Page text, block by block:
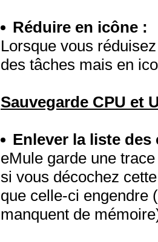
Réduire en icône :
Lorsque vous
des tâches mais en
Sauvegarde CPU et
Enlever la liste
eMule garde une
si vous décochez
que celle-ci engendre
manquent de